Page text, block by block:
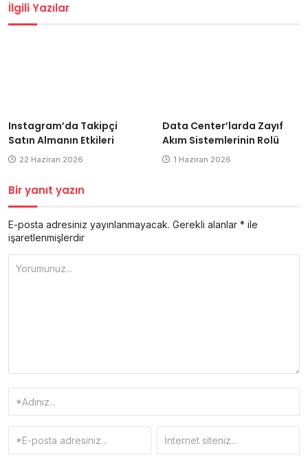
İlgili Yazılar
Instagram’da Takipçi
Satın Almanın Etkileri
22 Haziran 2026
Data Center’larda Zayıf
Akım Sistemlerinin Rolü
1 Haziran 2026
Bir yanıt yazın
E-posta adresiniz yayınlanmayacak. Gerekli alanlar * ile
işaretlenmişlerdir